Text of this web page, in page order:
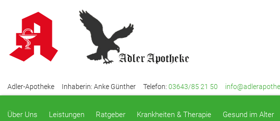
Adler-Apotheke Inhaberin: Anke Günther Telefon: 03643/85 21 50
Über Uns Leistungen Ratgeber Krankheiten & Therapie Gesund im Alter